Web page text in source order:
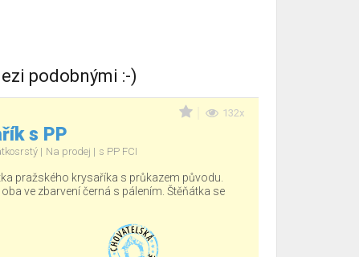
podobnými :-)
132x
s PP
Na prodej s PP FCI
pražského krysaříka s průkazem původu.
ve zbarvení černá s pálením. Štěňátka se